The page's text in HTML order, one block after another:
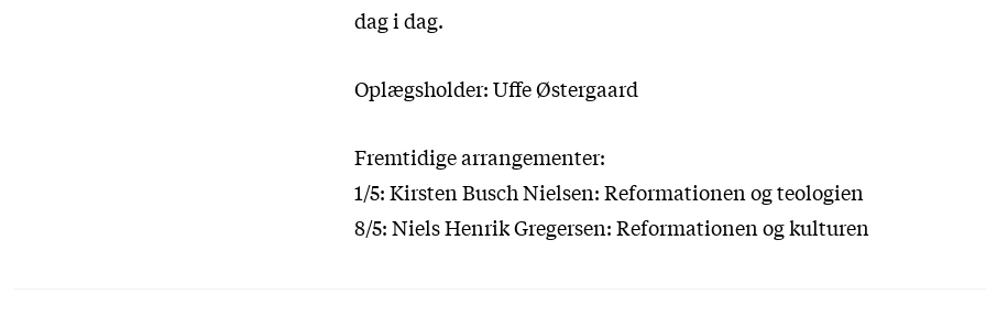
dag i dag.
Oplægsholder: Uffe Østergaard
Fremtidige arrangementer:
1/5: Kirsten Busch Nielsen: Reformationen og teologien
8/5: Niels Henrik Gregersen: Reformationen og kulturen